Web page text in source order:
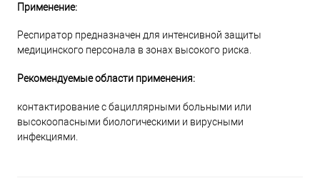
Применение:
Респиратор предназначен для интенсивной защиты
медицинского персонала в зонах высокого риска.
Рекомендуемые области применения:
контактирование с бациллярными больными или
высокоопасными биологическими и вирусными
инфекциями.